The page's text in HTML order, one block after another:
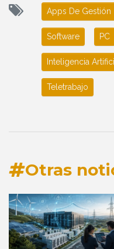
Apps De Gestión
Software PC
Inteligencia
Teletrabajo
Otras